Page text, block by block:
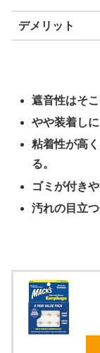
デメリット
遮音性はそこ
やや装着しに
粘着性が高
る。
ゴミが付きや
汚れの目立つ